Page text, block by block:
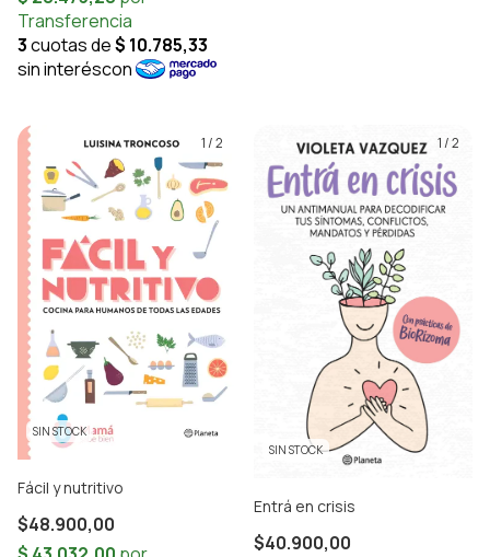
1/2
SIN STOCK
Fácil y nutritivo
$48.900,00
1/2
SIN STOCK
Entrá en crisis
$40.900,00